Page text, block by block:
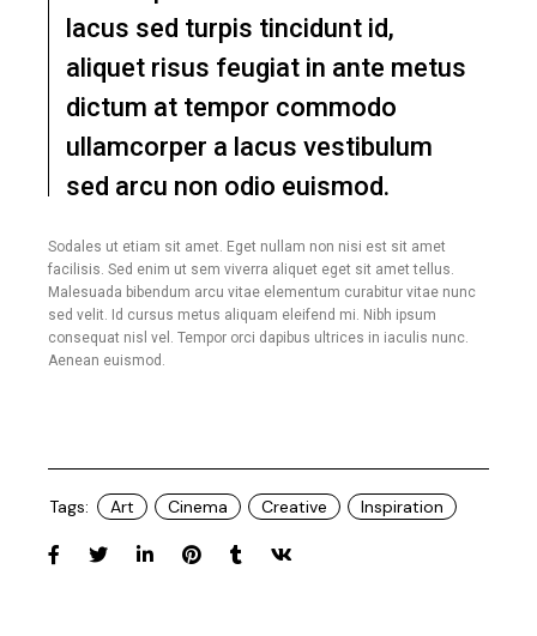
lacus sed turpis tincidunt id,
aliquet risus feugiat in ante metus
dictum at tempor commodo
ullamcorper a lacus vestibulum
sed arcu non odio euismod.
Sodales ut etiam sit amet. Eget nullam non nisi est sit amet
facilisis. Sed enim ut sem viverra aliquet eget sit amet tellus.
Malesuada bibendum arcu vitae elementum curabitur vitae nunc
sed velit. Id cursus metus aliquam eleifend mi. Nibh ipsum
consequat nisl vel. Tempor orci dapibus ultrices in iaculis nunc.
Aenean euismod.
Tags: Art Cinema Creative Inspiration